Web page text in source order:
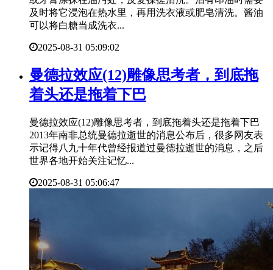
及时将它浸泡在热水里，再用洗衣液或肥皂清洗。酱油
可以将白糖当成洗衣...
2025-08-31 05:09:02
​曼德拉效应(12)雕像思考者，到底拖
着头还是拖着下巴
曼德拉效应(12)雕像思考者，到底拖着头还是拖着下巴
2013年南非总统曼德拉逝世的消息公布后，很多网友表
示记得八九十年代曾经报道过曼德拉逝世的消息，之后
世界各地开始关注记忆...
2025-08-31 05:06:47